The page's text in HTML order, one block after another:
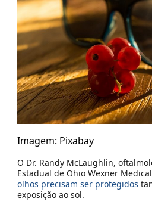
Imagem: Pixabay
O Dr. Randy McLaughlin,
Estadual de Ohio Wexner
olhos precisam ser protegidos
exposição ao sol.